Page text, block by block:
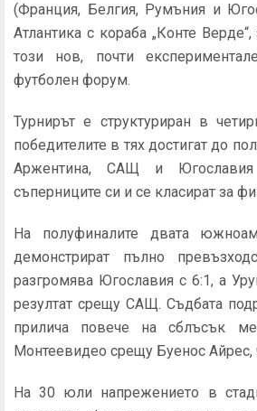
(Франция, Белгия, Румъния и
Атлантика с кораба „Конте
този нов, почти
футболен форум.
Турнирът е структуриран в
победителите в тях достигат до
Аржентина, САЩ и
съперниците си и се класират за
На полуфиналите двата
демонстрират пълно
разгромява Югославия с 6:1, а
резултат срещу САЩ. Съдбата
прилича повече на сблъсък
Монтеевидео срещу Буенос Айрес,
На 30 юли напрежението в